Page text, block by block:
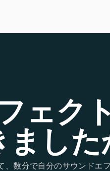
ェク
ました
、数分で自分のサウンドエ